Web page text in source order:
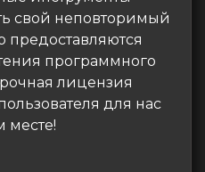
свой неповторимый
предоставляются
программного
лицензия
для нас
месте!